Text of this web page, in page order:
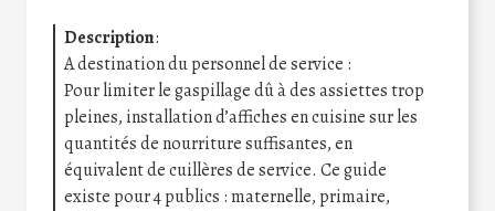
Description:
A destination du personnel de service :
Pour limiter le gaspillage dû à des assiettes trop
pleines, installation d’affiches en cuisine sur les
quantités de nourriture suffisantes, en
équivalent de cuillères de service. Ce guide
existe pour 4 publics : maternelle, primaire,